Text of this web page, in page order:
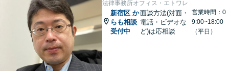
法律事務所オフィス・エトワレ
新宿区 か
らも相談
受付中
面談方法(対面・
電話・ビデオな
ど)は応相談
営業時間：0
9:00~18:00
（平日）